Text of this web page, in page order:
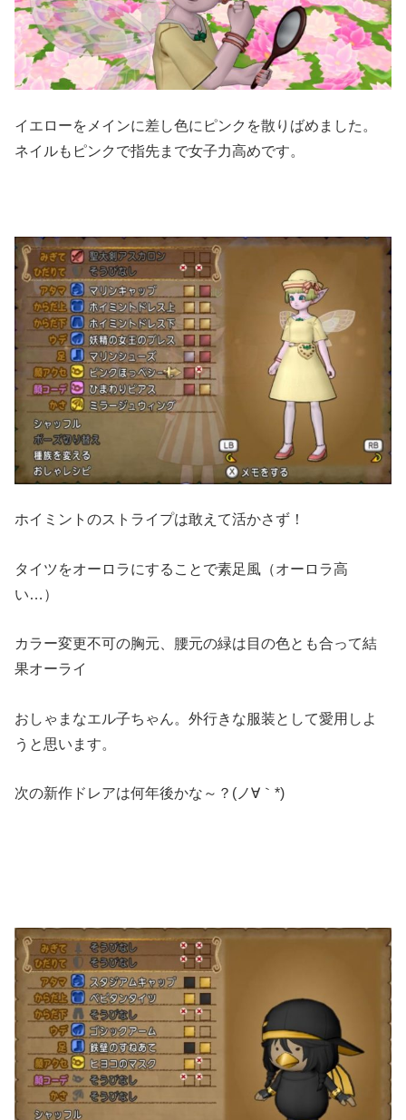
イエローをメインに差し色にピンクを散りばめました。
ネイルもピンクで指先まで女子力高めです。
ホイミントのストライプは敢えて活かさず！
タイツをオーロラにすることで素足風（オーロラ高
い…）
カラー変更不可の胸元、腰元の緑は目の色とも合って結
果オーライ
おしゃまなエル子ちゃん。外行きな服装として愛用しよ
うと思います。
次の新作ドレアは何年後かな～？(ノ∀｀*)